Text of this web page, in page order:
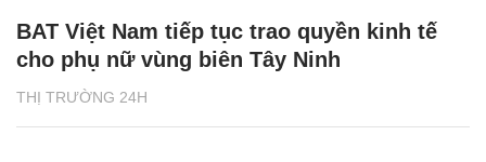
THỊ TRƯỜNG 24H
BAT Việt Nam tiếp tục trao quyền kinh tế
cho phụ nữ vùng biên Tây Ninh